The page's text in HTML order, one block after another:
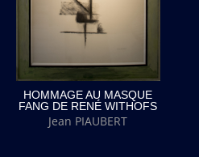
HOMMAGE AU MASQUE
FANG DE RENÉ WITHOFS
Jean PIAUBERT